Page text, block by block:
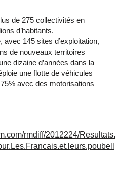
de 275 collectivités en
d’habitants.
145 sites d’exploitation,
de nouveaux territoires
dizaine d’années dans la
une flotte de véhicules
avec des motorisations
rmdiff/2012224/Resultats.